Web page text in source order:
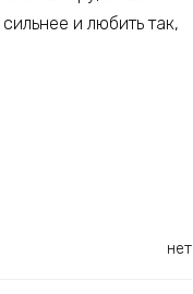
и любить так,
нет